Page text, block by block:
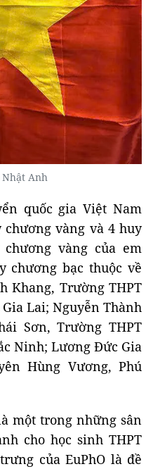
Anh
quốc gia Việt Nam
chương vàng và 4 huy
vàng của em
chương bạc thuộc về
Khang, Trường THPT
Lai; Nguyễn Thành
Sơn, Trường THPT
Ninh; Lương Đức Gia
Hùng Vương, Phú
một trong những sân
cho học sinh THPT
của EuPhO là đề